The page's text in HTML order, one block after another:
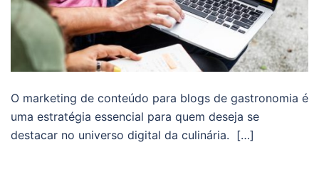
O marketing de conteúdo para blogs de gastronomia é
uma estratégia essencial para quem deseja se
destacar no universo digital da culinária. […]